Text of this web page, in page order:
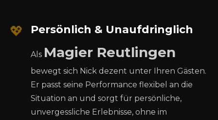
💖 Persönlich & Unaufdringlich
Als Magier Reutlingen
bewegt sich Nick dezent unter Ihren Gästen.
Er passt seine Performance flexibel an die
Situation an und sorgt für persönliche,
unvergessliche Erlebnisse, ohne im